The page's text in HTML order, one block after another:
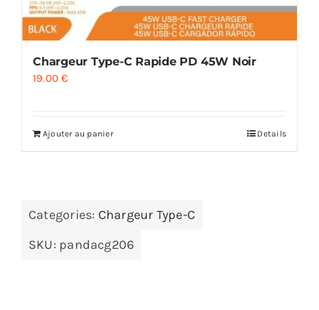
Chargeur Type-C Rapide PD 45W Noir
19.00€
Ajouter au panier Details
Categories: Chargeur Type-C
SKU: pandacg206